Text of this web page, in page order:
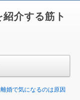
介する筋ト
婚で気になるのは原因